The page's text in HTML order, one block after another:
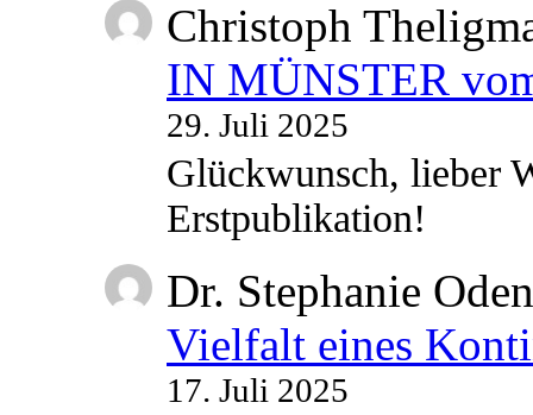
Christoph
IN MÜNSTER
29. Juli 2025
Glückwunsch, lieber
Erstpublikation!
Dr. Stephanie
Vielfalt eines
17. Juli 2025